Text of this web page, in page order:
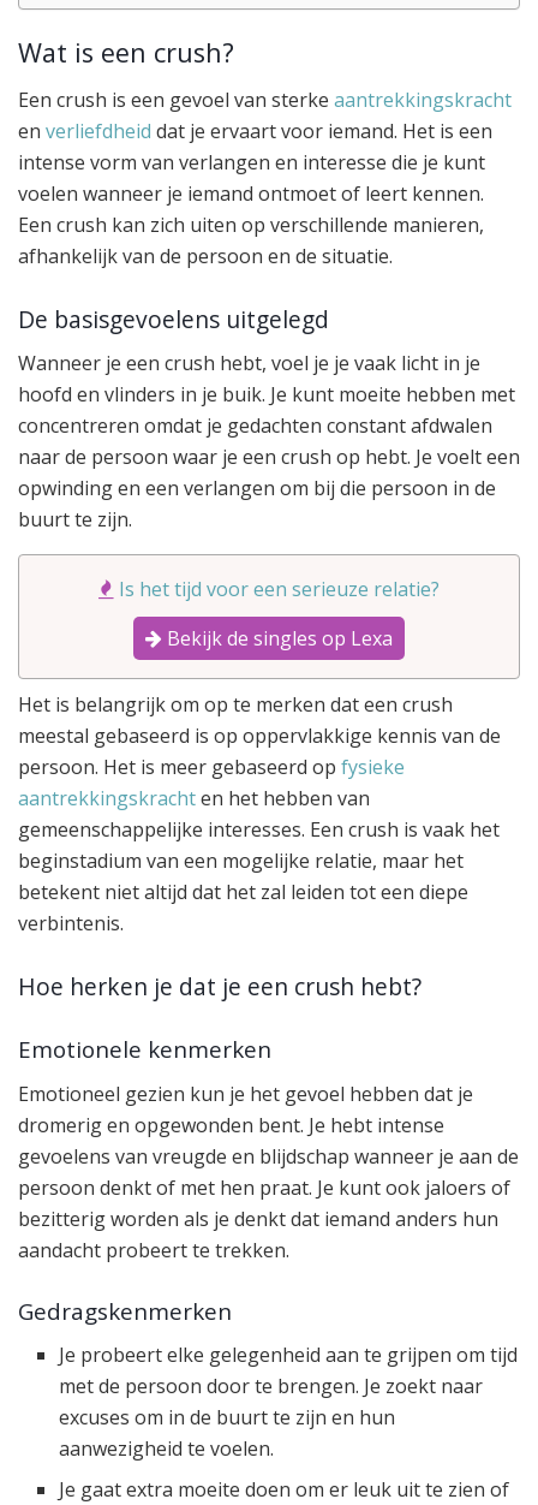
Wat is een crush?
Een crush is een gevoel van sterke aantrekkingskracht
en verliefdheid dat je ervaart voor iemand. Het is een
intense vorm van verlangen en interesse die je kunt
voelen wanneer je iemand ontmoet of leert kennen.
Een crush kan zich uiten op verschillende manieren,
afhankelijk van de persoon en de situatie.
De basisgevoelens uitgelegd
Wanneer je een crush hebt, voel je je vaak licht in je
hoofd en vlinders in je buik. Je kunt moeite hebben met
concentreren omdat je gedachten constant afdwalen
naar de persoon waar je een crush op hebt. Je voelt een
opwinding en een verlangen om bij die persoon in de
buurt te zijn.
Is het tijd voor een serieuze relatie?
Bekijk de singles op Lexa
Het is belangrijk om op te merken dat een crush
meestal gebaseerd is op oppervlakkige kennis van de
persoon. Het is meer gebaseerd op fysieke
aantrekkingskrachten het hebben van
gemeenschappelijke interesses. Een crush is vaak het
beginstadium van een mogelijke relatie, maar het
betekent niet altijd dat het zal leiden tot een diepe
verbintenis.
Hoe herken je dat je een crush hebt?
Emotionele kenmerken
Emotioneel gezien kun je het gevoel hebben dat je
dromerig en opgewonden bent. Je hebt intense
gevoelens van vreugde en blijdschap wanneer je aan de
persoon denkt of met hen praat. Je kunt ook jaloers of
bezitterig worden als je denkt dat iemand anders hun
aandacht probeert te trekken.
Gedragskenmerken
Je probeert elke gelegenheid aan te grijpen om tijd
met de persoon door te brengen. Je zoekt naar
excuses om in de buurt te zijn en hun
aanwezigheid te voelen.
Je gaat extra moeite doen om er leuk uit te zien of